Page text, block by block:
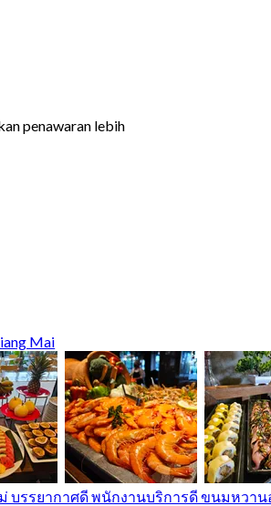
penawaran lebih
Mai
ม่ บรรยากาศดี พนักงานบริการดี ขนมห